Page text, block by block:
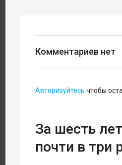
Комментариев нет
Авторизуйтесь чтобы
За шесть
почти в три